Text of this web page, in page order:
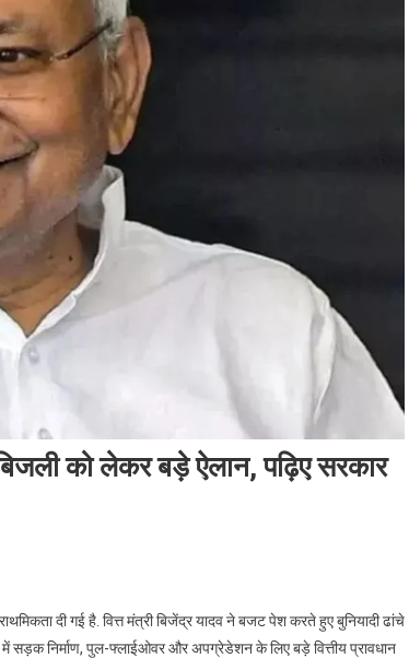
को लेकर बड़े ऐलान, पढ़िए सरकार
दी गई है. वित्त मंत्री बिजेंद्र यादव ने बजट पेश करते हुए बुनियादी ढांचे
सड़क निर्माण, पुल-फ्लाईओवर और अपग्रेडेशन के लिए बड़े वित्तीय प्रावधान